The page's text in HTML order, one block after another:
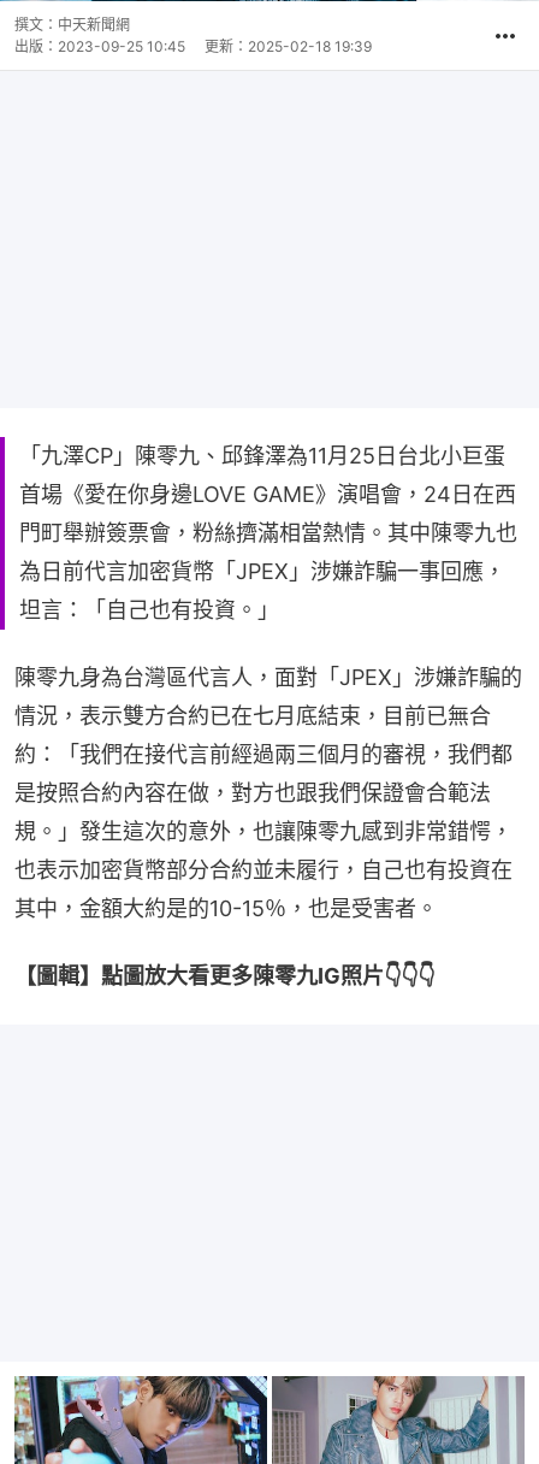
撰文： 中天新聞網
出版： 2023-09-25 10:45 更新： 2025-02-18 19:39
「九澤CP」陳零九、邱鋒澤為11月25日台北小巨蛋
首場《愛在你身邊LOVE GAME》演唱會，24日在西
門町舉辦簽票會，粉絲擠滿相當熱情。其中陳零九也
為日前代言加密貨幣「JPEX」涉嫌詐騙一事回應，
坦言：「自己也有投資。」
陳零九身為台灣區代言人，面對「JPEX」涉嫌詐騙的
情況，表示雙方合約已在七月底結束，目前已無合
約：「我們在接代言前經過兩三個月的審視，我們都
是按照合約內容在做，對方也跟我們保證會合範法
規。」發生這次的意外，也讓陳零九感到非常錯愕，
也表示加密貨幣部分合約並未履行，自己也有投資在
其中，金額大約是的10-15％，也是受害者。
【圖輯】點圖放大看更多陳零九IG照片👇👇👇